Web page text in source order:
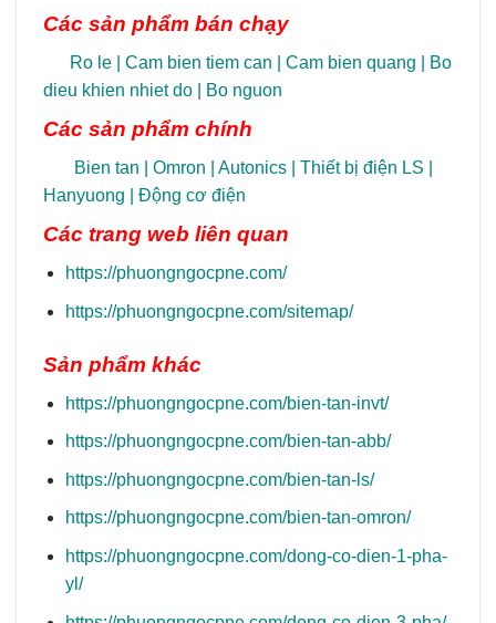
Các sản phẩm bán chạy
Ro le Cam bien tiem can Cam bien quang
Bo
dieu khien nhiet do
Bo nguon
Các sản phẩm chính
Bien tan Omron Autonics Thiết bị điện LS
Hanyuong
Động cơ điện
Các trang web liên quan
https://phuongngocpne.com/
https://phuongngocpne.com/sitemap/
Sản phẩm khác
https://phuongngocpne.com/bien-tan-invt/
https://phuongngocpne.com/bien-tan-abb/
https://phuongngocpne.com/bien-tan-ls/
https://phuongngocpne.com/bien-tan-omron/
https://phuongngocpne.com/dong-co-dien-1-pha-
yl/